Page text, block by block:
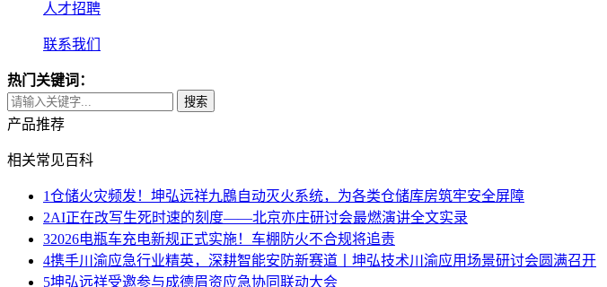
人才招聘
联系我们
热门关键词：
搜索
产品推荐
相关常见百科
1仓储火灾频发！坤弘远祥九鴖自动灭火系统，为各类仓储库房筑牢安全屏障
2AI正在改写生死时速的刻度——北京亦庄研讨会最燃演讲全文实录
32026电瓶车充电新规正式实施！车棚防火不合规将追责
4携手川渝应急行业精英，深耕智能安防新赛道丨坤弘技术川渝应用场景研讨会圆满召开
5坤弘远祥受邀参与成德眉资应急协同联动大会